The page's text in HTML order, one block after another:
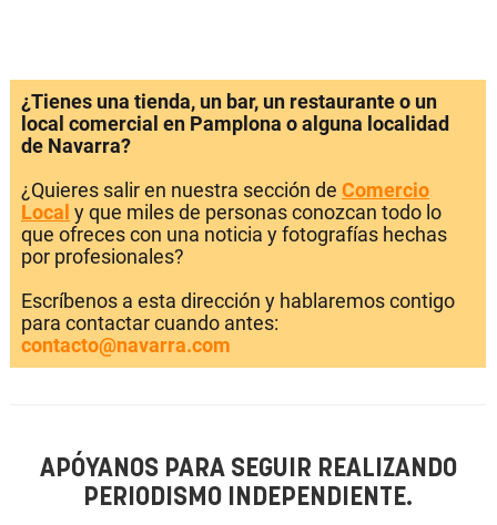
¿Tienes una tienda, un bar, un restaurante o un
local comercial en Pamplona o alguna localidad
de Navarra?
¿Quieres salir en nuestra sección de Comercio
Local y que miles de personas conozcan todo lo
que ofreces con una noticia y fotografías hechas
por profesionales?
Escríbenos a esta dirección y hablaremos contigo
para contactar cuando antes:
contacto@navarra.com
APÓYANOS PARA SEGUIR REALIZANDO
PERIODISMO INDEPENDIENTE.